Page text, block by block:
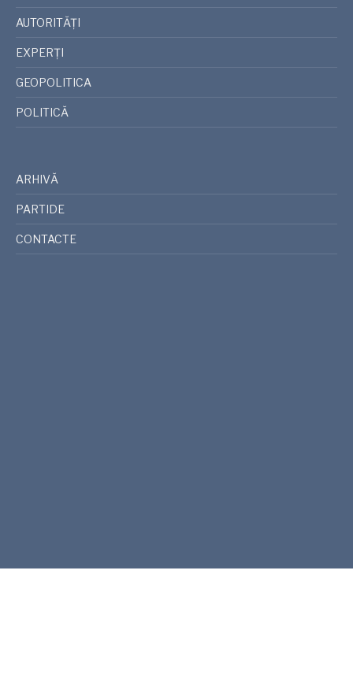
AUTORITĂȚI
EXPERȚI
GEOPOLITICA
POLITICĂ
ARHIVĂ
PARTIDE
CONTACTE